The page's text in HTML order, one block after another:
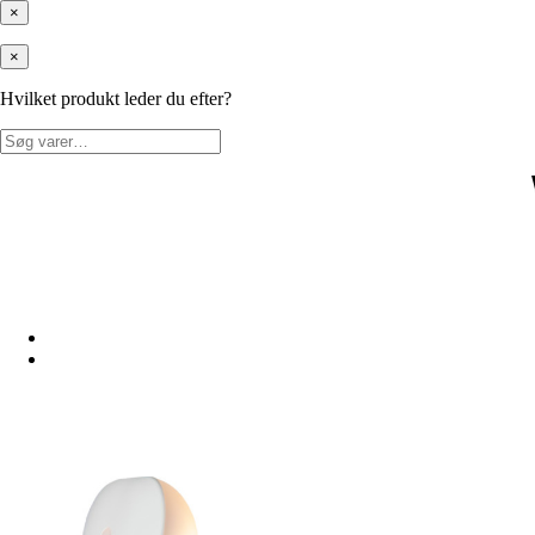
×
×
Hvilket produkt leder du efter?
Søg
efter: